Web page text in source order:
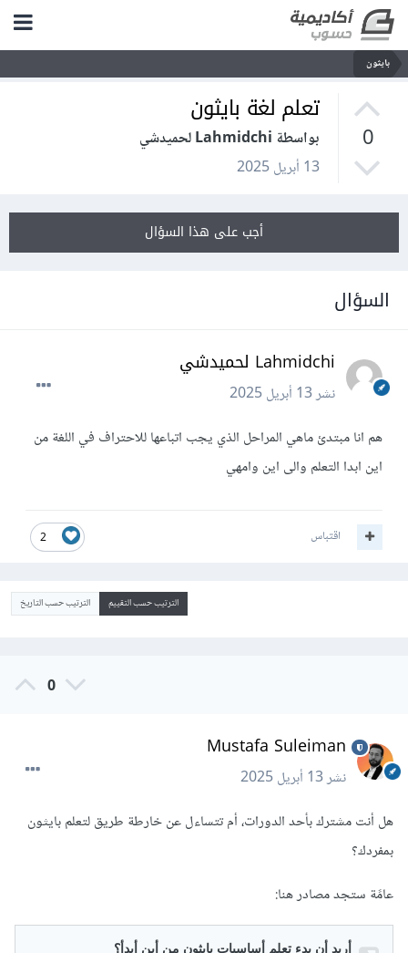
بايثون
0
تعلم لغة بايثون
بواسطة Lahmidchi لحميدشي
13 أبريل 2025
أجب على هذا السؤال
السؤال
Lahmidchi لحميدشي
نشر13 أبريل 2025
هم انا مبتدئ ماهي المراحل الذي يجب اتباعها للاحتراف في اللغة من
اين ابدا التعلم والى اين وامهي
2 اقتباس
الترتيب حسب التقييم الترتيب حسب التاريخ
0
Mustafa Suleiman
نشر13 أبريل 2025
هل أنت مشترك بأحد الدورات، أم تتساءل عن خارطة طريق لتعلم بايثون
بمفردك؟
عامًة ستجد مصادر هنا: